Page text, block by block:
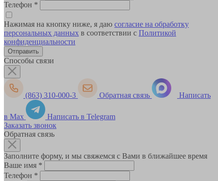
Телефон *
Нажимая на кнопку ниже, я даю согласие на обработку
персональных данных в соответствии с Политикой
конфиденциальности
Способы связи
(863) 310-000-3 Обратная связь Написать
в Max
Написать в Telegram
Заказать звонок
Обратная связь
Заполните форму, и мы свяжемся с Вами в ближайшее время
Ваше имя *
Телефон *